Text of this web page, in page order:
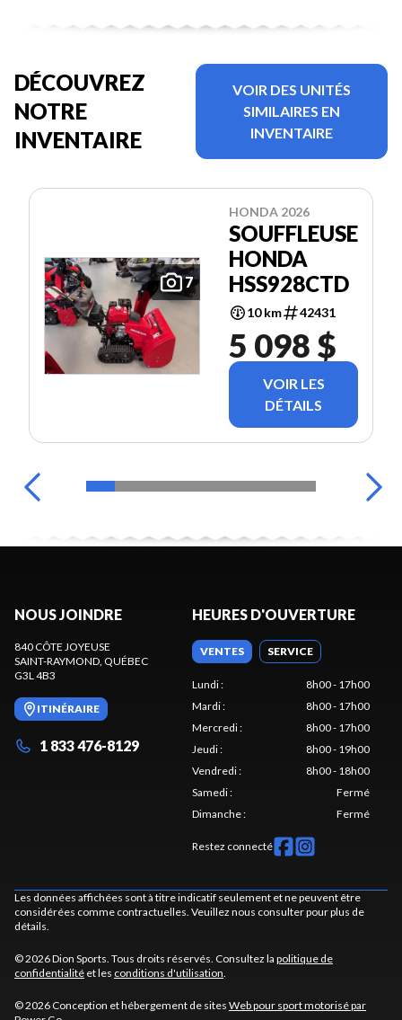
DÉCOUVREZ
NOTRE
INVENTAIRE
VOIR DES UNITÉS
SIMILAIRES EN
INVENTAIRE
7
HONDA 2026
SOUFFLEUSE
HONDA
HSS928CTD
10 km 42431
5 098 $
VOIR LES
DÉTAILS
NOUS JOINDRE
840 CÔTE JOYEUSE
SAINT-RAYMOND, QUÉBEC
G3L 4B3
ITINÉRAIRE
1 833 476-8129
HEURES D'OUVERTURE
VENTES SERVICE
Lundi:
8h00 - 17h00
Mardi:
8h00 - 17h00
Mercredi:
8h00 - 17h00
Jeudi:
8h00 - 19h00
Vendredi:
8h00 - 18h00
Samedi:
Fermé
Dimanche: Fermé
Restez connecté
Les données affichées sont à titre indicatif seulement et ne peuvent être
considérées comme contractuelles. Veuillez nous consulter pour plus de
détails.
© 2026 Dion Sports. Tous droits réservés. Consultez la politique de
confidentialité et les conditions d'utilisation.
© 2026 Conception et hébergement de sites Web pour sport motorisé par